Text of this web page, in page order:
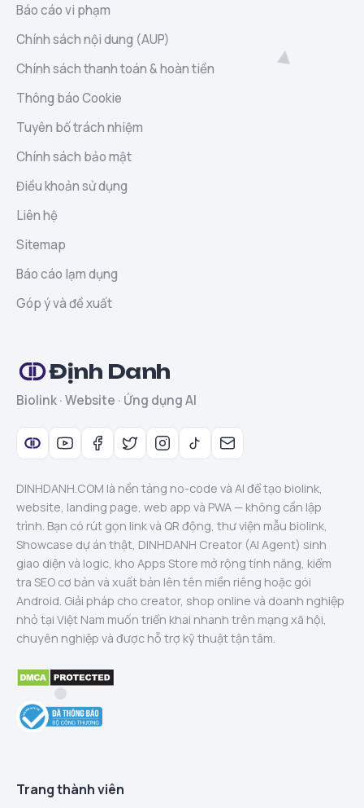
Báo cáo vi phạm
Chính sách nội dung (AUP)
Chính sách thanh toán & hoàn tiền
Thông báo Cookie
Tuyên bố trách nhiệm
Chính sách bảo mật
Điều khoản sử dụng
Liên hệ
Sitemap
Báo cáo lạm dụng
Góp ý và đề xuất
Định Danh
Biolink · Website · Ứng dụng AI
DINHDANH.COM là nền tảng no-code và AI để tạo biolink,
website, landing page, web app và PWA — không cần lập
trình. Bạn có rút gọn link và QR động, thư viện mẫu biolink,
Showcase dự án thật, DINHDANH Creator (AI Agent) sinh
giao diện và logic, kho Apps Store mở rộng tính năng, kiểm
tra SEO cơ bản và xuất bản lên tên miền riêng hoặc gói
Android. Giải pháp cho creator, shop online và doanh nghiệp
nhỏ tại Việt Nam muốn triển khai nhanh trên mạng xã hội,
chuyên nghiệp và được hỗ trợ kỹ thuật tận tâm.
Trang thành viên